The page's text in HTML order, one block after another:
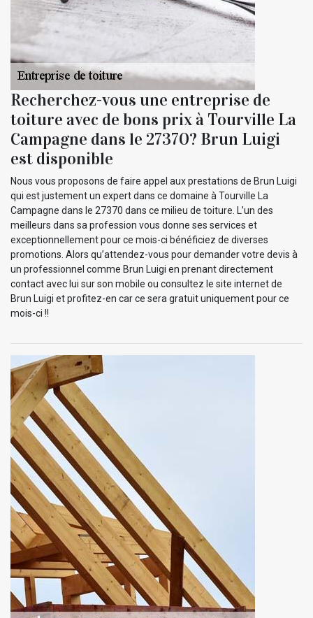
Recherchez-vous une entreprise de
toiture avec de bons prix à Tourville La
Campagne dans le 27370? Brun Luigi
est disponible
Nous vous proposons de faire appel aux prestations de Brun Luigi
qui est justement un expert dans ce domaine à Tourville La
Campagne dans le 27370 dans ce milieu de toiture. L’un des
meilleurs dans sa profession vous donne ses services et
exceptionnellement pour ce mois-ci bénéficiez de diverses
promotions. Alors qu’attendez-vous pour demander votre devis à
un professionnel comme Brun Luigi en prenant directement
contact avec lui sur son mobile ou consultez le site internet de
Brun Luigi et profitez-en car ce sera gratuit uniquement pour ce
mois-ci !!